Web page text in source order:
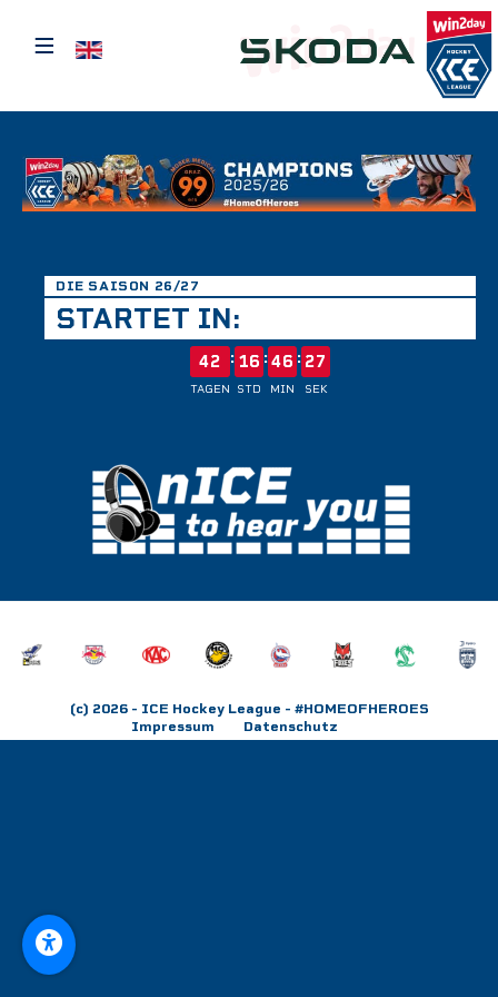
≡ Sprache auswählen
DIE SAISON 26/27
STARTET IN:
42
TAGEN
: 16
STD
:46
MIN
: 27
SEK
(c) 2026- ICE Hockey League - #HOMEOFHEROES
Impressum
Datenschutz